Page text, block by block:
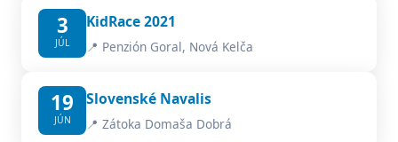
3
JÚL
KidRace 2021
📍 Penzión Goral, Nová Kelča
19
JÚN
Slovenské Navalis
📍 Zátoka Domaša Dobrá